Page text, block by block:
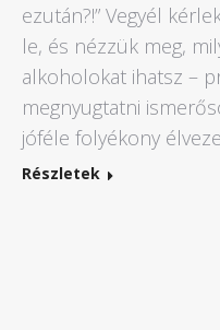
ezután?!” Vegyél
le, és nézzük meg,
alkoholokat ihatsz –
megnyugtatni
jóféle folyékony
Részletek